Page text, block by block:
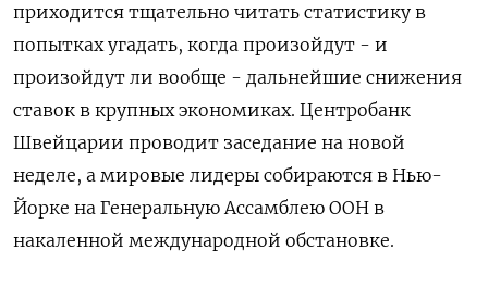
приходится тщательно читать статистику в
попытках угадать, когда произойдут - и
произойдут ли вообще - дальнейшие снижения
ставок в крупных экономиках. Центробанк
Швейцарии проводит заседание на новой
неделе, а мировые лидеры собираются в Нью-
Йорке на Генеральную Ассамблею ООН в
накаленной международной обстановке.